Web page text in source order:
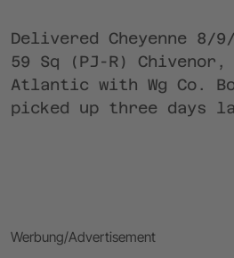
Delivered Cheyenne 8/
59 Sq (PJ-R)
Atlantic with Wg Co.
picked up three days
Werbung/Advertisement